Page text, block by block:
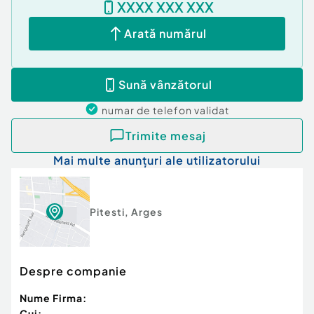
drag la o vizionare. Vom fi alaturi de
dumneavoastra cu toate informatiile necesare si
va vom oferi sprijin pe tot parcursul procesului de
Id intern: P8913
Confort:1
Tip imobil:Bloc de apartamente
Comision cumpărător:
XXXX XXX XXX
Arată numărul
Sună vânzătorul
numar de telefon validat
Trimite mesaj
Mai multe anunțuri ale utilizatorului
Pitesti, Arges
Despre companie
Nume Firma: